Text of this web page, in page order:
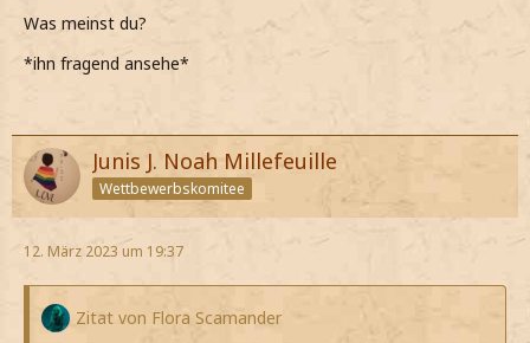
Was meinst du?
*ihn fragend ansehe*
Junis J. Noah Millefeuille
Wettbewerbskomitee
12. März 2023 um 19:37
Zitat von Flora Scamander